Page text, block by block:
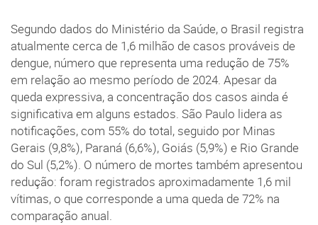
Segundo dados do Ministério da Saúde, o Brasil registra
atualmente cerca de 1,6 milhão de casos prováveis de
dengue, número que representa uma redução de 75%
em relação ao mesmo período de 2024. Apesar da
queda expressiva, a concentração dos casos ainda é
significativa em alguns estados. São Paulo lidera as
notificações, com 55% do total, seguido por Minas
Gerais (9,8%), Paraná (6,6%), Goiás (5,9%) e Rio Grande
do Sul (5,2%). O número de mortes também apresentou
redução: foram registrados aproximadamente 1,6 mil
vítimas, o que corresponde a uma queda de 72% na
comparação anual.